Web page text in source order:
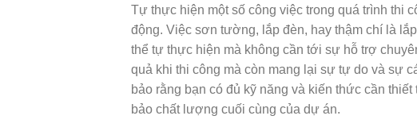
Tự thực hiện một số công việc trong quá trình thi
động. Việc sơn tường, lắp đèn, hay thậm chí là
thể tự thực hiện mà không cần tới sự hỗ trợ
quả khi thi công mà còn mang lại sự tự do và sự
bảo rằng bạn có đủ kỹ năng và kiến thức cần
bảo chất lượng cuối cùng của dự án.